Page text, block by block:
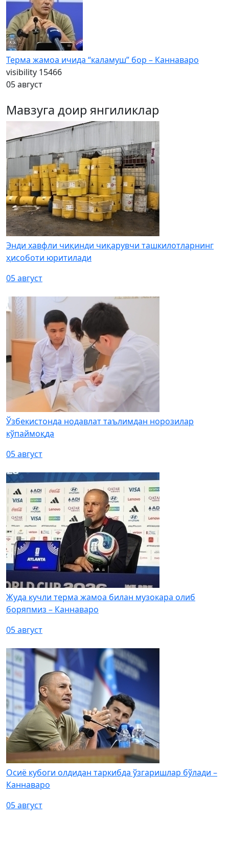
Терма жамоа ичида “каламуш” бор – Каннаваро
visibility 15466
05 август
Мавзуга доир янгиликлар
Энди хавфли чиқинди чиқарувчи ташкилотларнинг
ҳисоботи юритилади
05 август
Ўзбекистонда нодавлат таълимдан норозилар
кўпаймоқда
05 август
Жуда кучли терма жамоа билан музокара олиб
боряпмиз – Каннаваро
05 август
Осиё кубоги олдидан таркибда ўзгаришлар бўлади –
Каннаваро
05 август